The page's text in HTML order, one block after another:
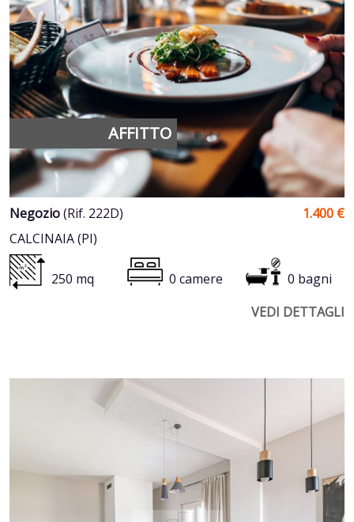
AFFITTO
Negozio(Rif. 222D)
1.400 €
CALCINAIA (PI)
250 mq 0 camere
0 bagni
VEDI DETTAGLI